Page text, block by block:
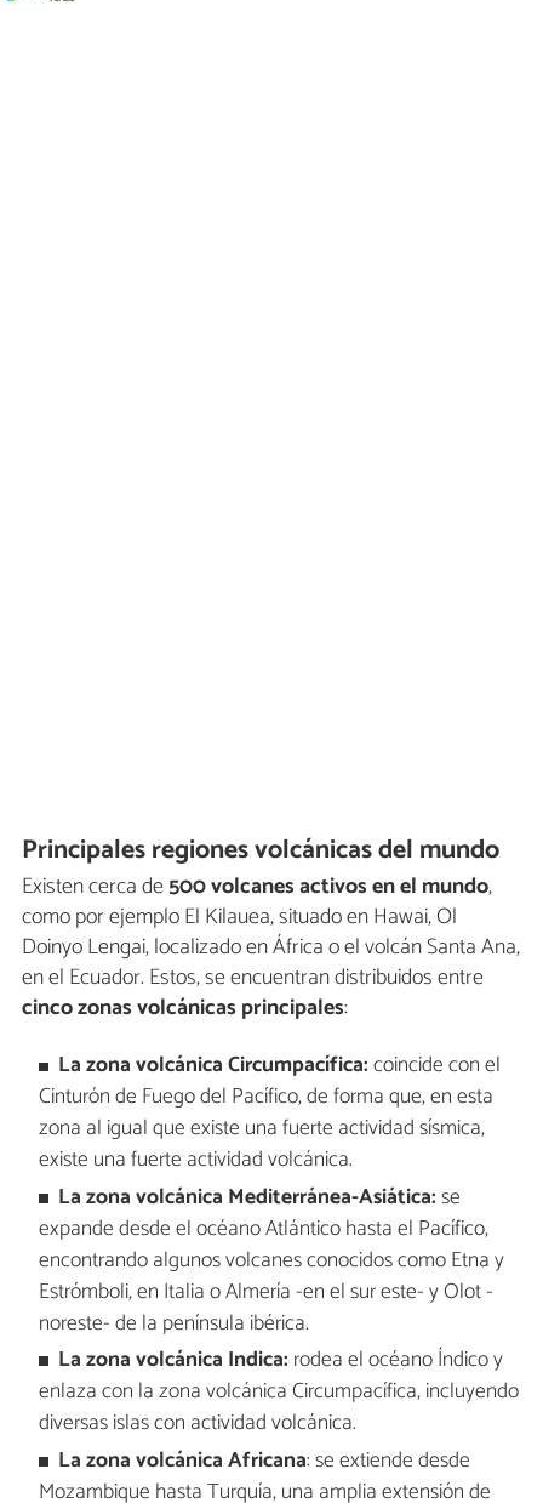
Principales regiones volcánicas del mundo
Existen cerca de500 volcanes activos en el mundo,
como por ejemplo El Kilauea, situado en Hawai, Ol
Doinyo Lengai, localizado en África o el volcán Santa Ana,
en el Ecuador. Estos, se encuentran distribuidos entre
cinco zonas volcánicas principales:
La zona volcánica Circumpacífica:coincide con el
Cinturón de Fuego del Pacífico, de forma que, en esta
zona al igual que existe una fuerte actividad sísmica,
existe una fuerte actividad volcánica.
La zona volcánica Mediterránea-Asiática:se
expande desde el océano Atlántico hasta el Pacífico,
encontrando algunos volcanes conocidos como Etna y
Estrómboli, en Italia o Almería -en el sur este- y Olot -
noreste- de la península ibérica.
La zona volcánica Indica: rodea el océano Índico y
enlaza con la zona volcánica Circumpacífica, incluyendo
diversas islas con actividad volcánica.
La zona volcánica Africana: se extiende desde
Mozambique hasta Turquía, una amplia extensión de